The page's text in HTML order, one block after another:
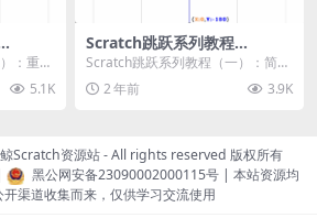
：重力
源站
5.1K
Scratch跳跃系列教程
（一）：简单跳跃
Scratch跳跃系列教程（一）：简单
跳跃 作者：小虎鲸Scratch资源站
按...2 年前 3.9K
Scratch资源站- All rights reserved 版权所有
黑公网安备23090002000115号| 本站资源均
渠道收集而来，仅供学习交流使用